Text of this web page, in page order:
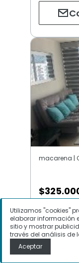
macarena |
$
Utilizamos "cookies"
elaborar información
sitio y mostrar
través del análisis de
Aceptar